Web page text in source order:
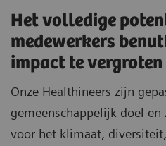
Het volledige
medewerkers
impact te vergroten
Onze Healthineers zijn
gemeenschappelijk doel
voor het klimaat,